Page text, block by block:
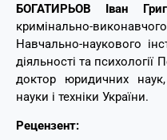
БОГАТИРЬОВ Іван
кримінально-
Навчально-наукового
діяльності та психології
доктор юридичних
науки і техніки України.
Рецензент: